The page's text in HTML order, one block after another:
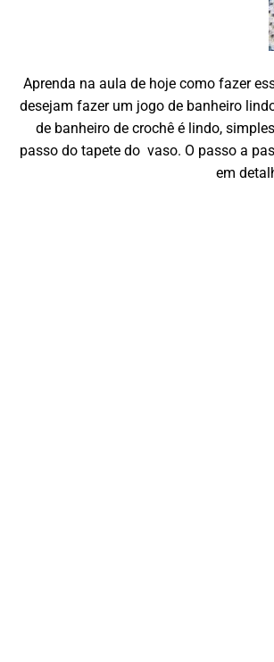
Aprenda na aula de hoje como fazer
desejam fazer um jogo de banheiro
de banheiro de crochê é lindo,
passo do tapete do vaso. O passo a
em